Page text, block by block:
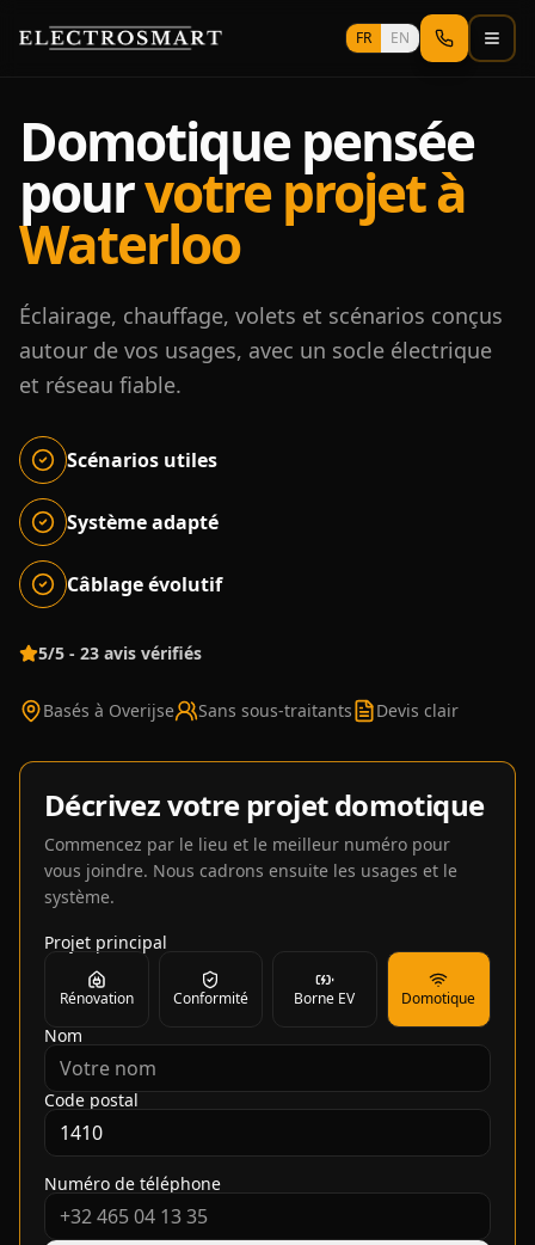
FR EN
Domotique pensée
pourvotre projet à
Waterloo
Éclairage, chauffage, volets et scénarios conçus
autour de vos usages, avec un socle électrique
et réseau fiable.
Scénarios utiles
Système adapté
Câblage évolutif
5/5 - 23 avis vérifiés
Basés à Overijse Sans sous-traitants Devis clair
Décrivez votre projet domotique
Commencez par le lieu et le meilleur numéro pour
vous joindre. Nous cadrons ensuite les usages et le
système.
Projet principal
Rénovation Conformité Borne EV Domotique
Nom
Code postal
Numéro de téléphone